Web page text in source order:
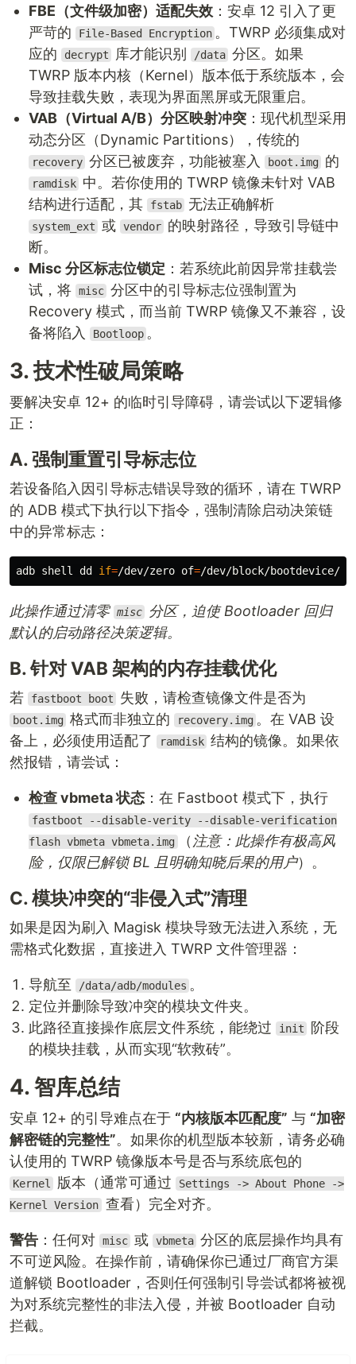
FBE（文件级加密）适配失效 ：安卓 12 引入了更
严苛的
File-Based Encryption 。TWRP 必须集成对
应的
decrypt 库才能识别 /data 分区。如果
TWRP 版本内核（Kernel）版本低于系统版本，会
导致挂载失败，表现为界面黑屏或无限重启。
VAB（Virtual A/B）分区映射冲突 ：现代机型采用
动态分区（Dynamic Partitions），传统的
recovery 分区已被废弃，功能被塞入 boot.img 的
ramdisk 中。若你使用的 TWRP 镜像未针对 VAB
结构进行适配，其
fstab 无法正确解析
system_ext 或 vendor 的映射路径，导致引导链中
断。
Misc 分区标志位锁定 ：若系统此前因异常挂载尝
试，将 misc 分区中的引导标志位强制置为
Recovery 模式，而当前 TWRP 镜像又不兼容，设
备将陷入
Bootloop 。
3. 技术性破局策略
要解决安卓 12+ 的临时引导障碍，请尝试以下逻辑修
正：
A. 强制重置引导标志位
若设备陷入因引导标志错误导致的循环，请在 TWRP
的 ADB 模式下执行以下指令，强制清除启动决策链
中的异常标志：
adb shell dd if=/dev/zero of=/dev/block/bootdevice/
此操作通过清零 misc
分区，迫使 Bootloader 回归
默认的启动路径决策逻辑。
B. 针对 VAB 架构的内存挂载优化
若 fastboot boot 失败，请检查镜像文件是否为
boot.img 格式而非独立的 recovery.img 。在 VAB 设
备上，必须使用适配了
ramdisk 结构的镜像。如果依
然报错，请尝试：
检查 vbmeta 状态 ：在 Fastboot 模式下，执行
fastboot --disable-verity --disable-verification
flash vbmeta vbmeta.img （ 注意：此操作有极高风
险，仅限已解锁 BL 且明确知晓后果的用户）。
C. 模块冲突的“非侵入式”清理
如果是因为刷入 Magisk 模块导致无法进入系统，无
需格式化数据，直接进入 TWRP 文件管理器：
导航至 /data/adb/modules 。
定位并删除导致冲突的模块文件夹。
此路径直接操作底层文件系统，能绕过
init
阶段
的模块挂载，从而实现“软救砖”。
4. 智库总结
安卓 12+ 的引导难点在于 “内核版本匹配度” 与 “加密
解密链的完整性”。如果你的机型版本较新，请务必确
认使用的 TWRP 镜像版本号是否与系统底包的
Kernel 版本（通常可通过 Settings -> About Phone ->
Kernel Version 查看）完全对齐。
警告 ：任何对 misc 或 vbmeta 分区的底层操作均具有
不可逆风险。在操作前，请确保你已通过厂商官方渠
道解锁 Bootloader，否则任何强制引导尝试都将被视
为对系统完整性的非法入侵，并被 Bootloader 自动
拦截。